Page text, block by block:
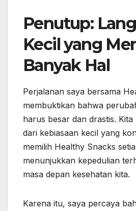
Penutup:
Kecil yang
Banyak Hal
Perjalanan saya bersama
membuktikan bahwa
harus besar dan drastis.
dari kebiasaan kecil yang
memilih Healthy Snacks
menunjukkan kepedulian
masa depan kesehatan kita.
Karena itu, saya percaya